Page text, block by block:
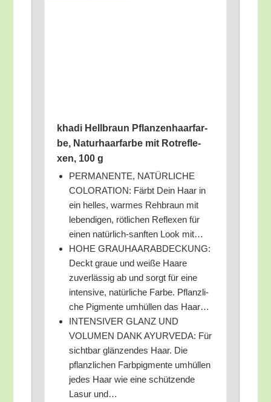
kha­di Hell­braun Pflan­zen­haar­far­
be, Natur­haar­far­be mit Rot­re­fle­
xen, 100 g
PERMANENTE, NATÜRLICHE
COLORATION: Färbt Dein Haar in
ein hel­les, war­mes Reh­braun mit
leben­di­gen, röt­li­chen Refle­xen für
einen natür­lich-sanf­ten Look mit…
HOHE GRAUHAARABDECKUNG:
Deckt graue und wei­ße Haa­re
zuver­läs­sig ab und sorgt für eine
inten­si­ve, natür­li­che Far­be. Pflanz­li­
che Pig­men­te umhül­len das Haar…
INTENSIVER GLANZ UND
VOLUMEN DANK AYURVEDA: Für
sicht­bar glän­zen­des Haar. Die
pflanz­li­chen Farb­pig­men­te umhül­len
jedes Haar wie eine schüt­zen­de
Lasur und…